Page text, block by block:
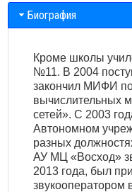
Биография
Кроме школы
№11. В 2004
закончил МИФИ
вычислительных
сетей». С 2003
Автономном
разных
АУ МЦ «Восход»
2013 года, был
звукооператором